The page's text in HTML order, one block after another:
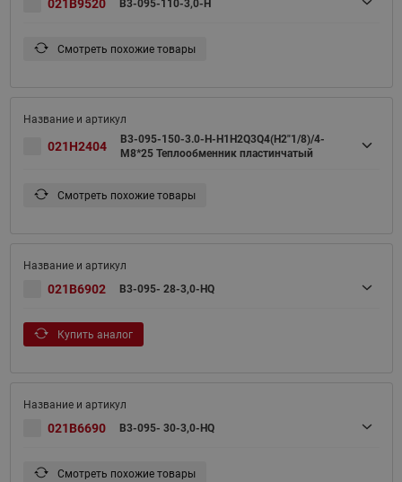
021B9520 B3-095-110-3,0-H
Смотреть похожие товары
021H2404
B3-095-150-3.0-H-H1H2Q3Q4(H2"1/8)/4-
M8*25 Теплообменник пластинчатый
Смотреть похожие товары
021B6902 B3-095- 28-3,0-HQ
Купить аналог
021B6690 B3-095- 30-3,0-HQ
Смотреть похожие товары